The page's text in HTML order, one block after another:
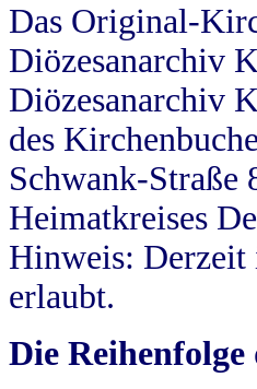
Das Original-
Diözesanarchiv
Diözesanarchiv
des
Schwank-Straße
Heimatkreises
Hinweis: Derzeit
erlaubt.
Die